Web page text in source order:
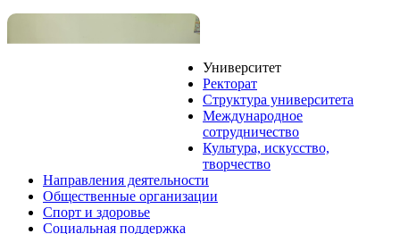
Университет
Ректорат
Структура университета
Международное
сотрудничество
Культура, искусство,
творчество
Направления деятельности
Общественные организации
Спорт и здоровье
Социальная поддержка